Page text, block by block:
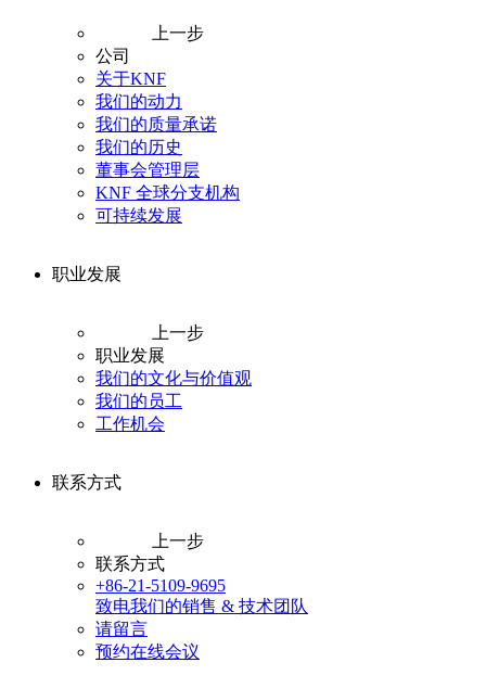
上一步
公司
关于KNF
我们的动力
我们的质量承诺
我们的历史
董事会管理层
KNF 全球分支机构
可持续发展
职业发展
上一步
职业发展
我们的文化与价值观
我们的员工
工作机会
联系方式
上一步
联系方式
+86-21-5109-9695
致电我们的销售 & 技术团队
请留言
预约在线会议